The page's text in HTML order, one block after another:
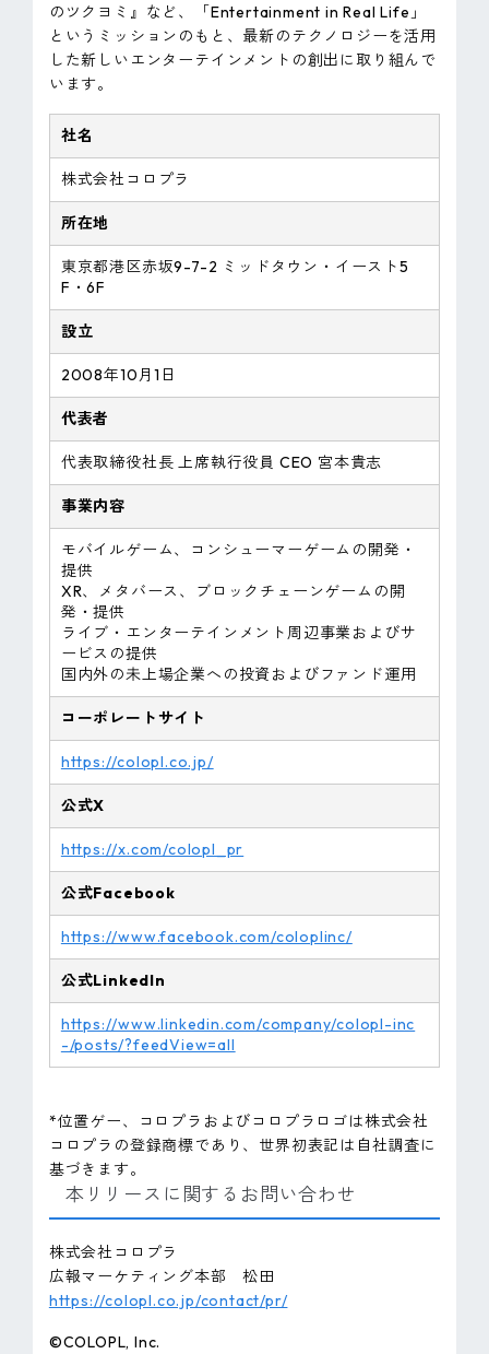
のツクヨミ』など、「Entertainment in Real Life」
というミッションのもと、最新のテクノロジーを活用
した新しいエンターテインメントの創出に取り組んで
います。
社名
株式会社コロプラ
所在地
東京都港区赤坂9-7-2 ミッドタウン・イースト5
F・6F
設立
2008年10月1日
代表者
代表取締役社長 上席執行役員 CEO 宮本貴志
事業内容
モバイルゲーム、コンシューマーゲームの開発・
提供
XR、メタバース、ブロックチェーンゲームの開
発・提供
ライブ・エンターテインメント周辺事業およびサ
ービスの提供
国内外の未上場企業への投資およびファンド運用
コーポレートサイト
https://colopl.co.jp/
公式X
https://x.com/colopl_pr
公式Facebook
https://www.facebook.com/coloplinc/
公式LinkedIn
https://www.linkedin.com/company/colopl-inc
-/posts/?feedView=all
*位置ゲー、コロプラおよびコロプラロゴは株式会社
コロプラの登録商標であり、世界初表記は自社調査に
基づきます。
本リリースに関するお問い合わせ
株式会社コロプラ
広報マーケティング本部 松田
https://colopl.co.jp/contact/pr/
©COLOPL, Inc.